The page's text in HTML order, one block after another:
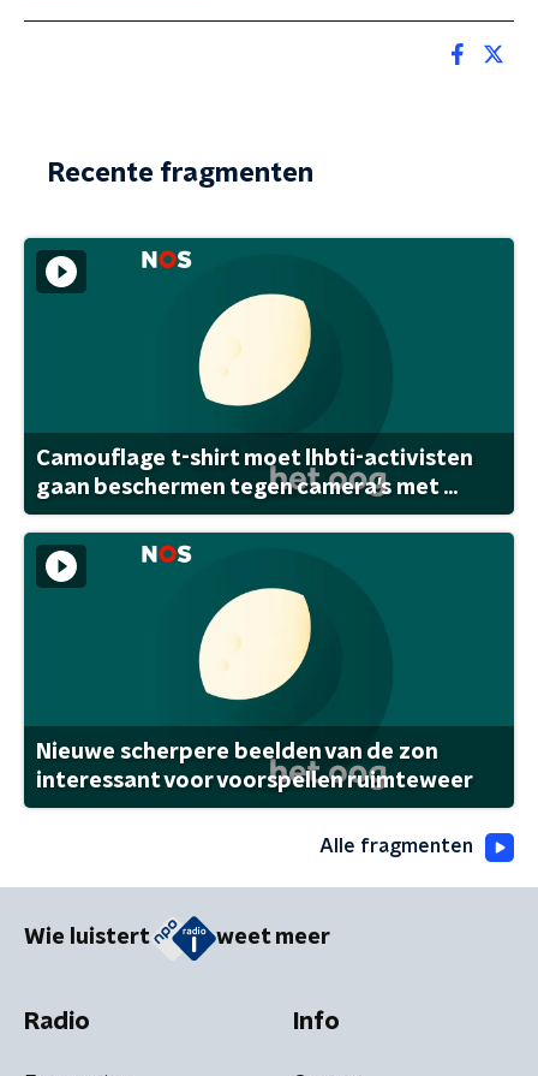
Recente fragmenten
Camouflage t-shirt moet lhbti-activisten
gaan beschermen tegen camera's met ...
Nieuwe scherpere beelden van de zon
interessant voor voorspellen ruimteweer
Alle fragmenten
Wie luistert weet meer
Radio Info